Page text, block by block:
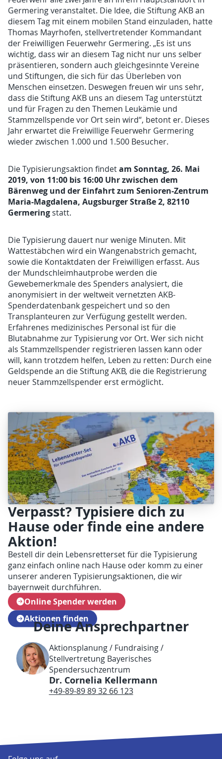
Germering veranstaltet. Die Idee, die Stiftung AKB an
diesem Tag mit einem mobilen Stand einzuladen, hatte
Thomas Mayrhofen, stellvertretender Kommandant
der Freiwilligen Feuerwehr Germering. „Es ist uns
wichtig, dass wir an diesem Tag nicht nur uns selber
präsentieren, sondern auch gleichgesinnte Vereine
und Stiftungen, die sich für das Überleben von
Menschen einsetzen. Deswegen freuen wir uns sehr,
dass die Stiftung AKB uns an diesem Tag unterstützt
und für Fragen zu den Themen Leukämie und
Stammzellspende vor Ort sein wird“, betont er. Dieses
Jahr erwartet die Freiwillige Feuerwehr Germering
wieder zwischen 1.000 und 1.500 Besucher.
Die Typisierungsaktion findetam Sonntag, 26. Mai
2019, von 11:00 bis 16:00 Uhr zwischen dem
Bärenweg und der Einfahrt zum Senioren-Zentrum
Maria-Magdalena, Augsburger Straße 2, 82110
Germeringstatt.
Die Typisierung dauert nur wenige Minuten. Mit
Wattestäbchen wird ein Wangenabstrich gemacht,
sowie die Kontaktdaten der Freiwilligen erfasst. Aus
der Mundschleimhautprobe werden die
Gewebemerkmale des Spenders analysiert, die
anonymisiert in der weltweit vernetzten AKB-
Spenderdatenbank gespeichert und so den
Transplanteuren zur Verfügung gestellt werden.
Erfahrenes medizinisches Personal ist für die
Blutabnahme zur Typisierung vor Ort. Wer sich nicht
als Stammzellspender registrieren lassen kann oder
will, kann trotzdem helfen, Leben zu retten: Durch eine
Geldspende an die Stiftung AKB, die die Registrierung
neuer Stammzellspender erst ermöglicht.
Verpasst? Typisiere dich zu
Hause oder finde eine andere
Aktion!
Bestell dir dein Lebensretterset für die Typisierung
ganz einfach online nach Hause oder komm zu einer
unserer anderen Typisierungsaktionen, die wir
bayernweit durchführen.
Online Spender werden
Aktionen finden
Deine Ansprechpartner
Aktionsplanung / Fundraising /
Stellvertretung Bayerisches
Spendersuchzentrum
Dr. Cornelia Kellermann
+49-89-89 89 32 66 123